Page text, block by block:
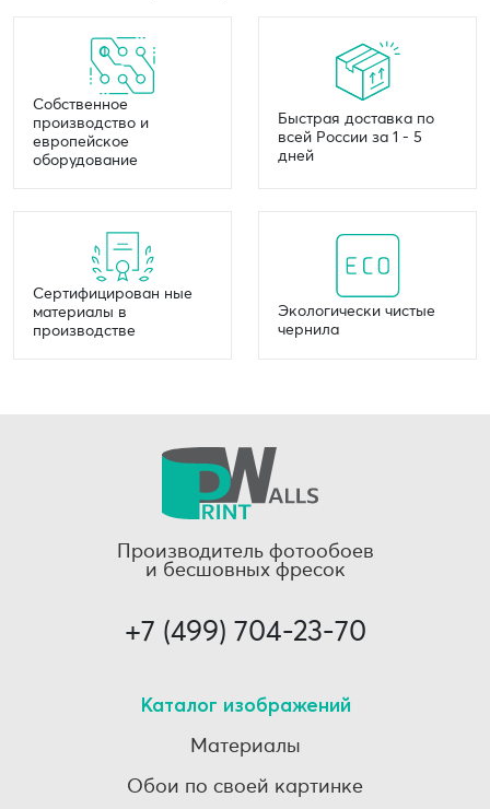
Собственное
производство и
европейское
оборудование
Быстрая доставка по
всей России за 1 - 5
дней
Сертифицирован ные
материалы в
производстве
Экологически чистые
чернила
Производитель фотообоев
и бесшовных фресок
+7 (499) 704-23-70
Каталог изображений
Материалы
Обои по своей картинке